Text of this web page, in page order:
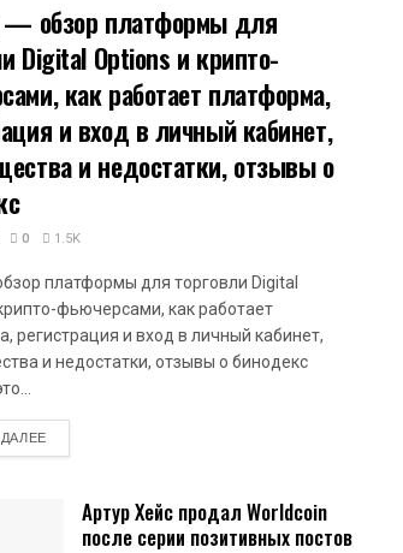
— обзор платформы для
Digital Options и крипто-
как работает платформа,
и вход в личный кабинет,
и недостатки, отзывы о
0 1.5K
платформы для торговли Digital
фьючерсами, как работает
регистрация и вход в личный кабинет,
и недостатки, отзывы о бинодекс
DETAILS
Артур Хейс продал Worldcoin
после серии позитивных постов